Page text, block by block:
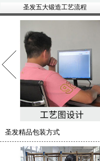
圣发五大锻造工艺流程
圣发精品包装方式